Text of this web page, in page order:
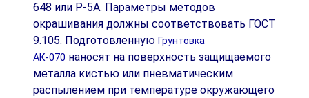
648 или Р-5А. Параметры методов
окрашивания должны соответствовать ГОСТ
9.105. Подготовленную Грунтовка
АК-070 наносят на поверхность защищаемого
металла кистью или пневматическим
распылением при температуре окружающего